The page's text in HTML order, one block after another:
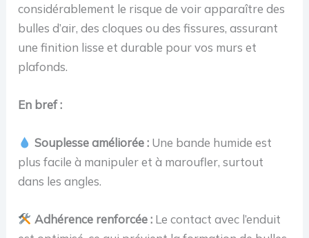
considérablement le risque de voir apparaître des
bulles d’air, des cloques ou des fissures, assurant
une finition lisse et durable pour vos murs et
plafonds.
En bref :
Souplesse améliorée :Une bande humide est
plus facile à manipuler et à maroufler, surtout
dans les angles.
Adhérence renforcée :Le contact avec l’enduit